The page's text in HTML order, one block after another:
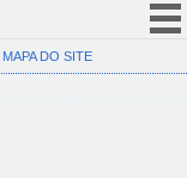
(COVID-19)
MAPA DO SITE